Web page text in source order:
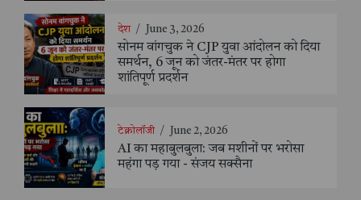
देश / June 3, 2026
सोनम वांगचुक ने CJP युवा आंदोलन को दिया
समर्थन, 6 जून को जंतर-मंतर पर होगा
शांतिपूर्ण प्रदर्शन
टेक्नोलॉजी / June 2, 2026
AI का महाबुलबुला: जब मशीनों पर भरोसा
महंगा पड़ गया - संजय सक्सैना